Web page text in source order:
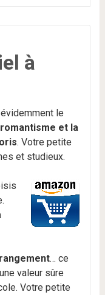
à
le
et la
. Votre petite
et studieux.
… ce
valeur sûre
Votre petite